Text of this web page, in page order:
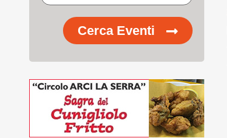
Cerca Eventi